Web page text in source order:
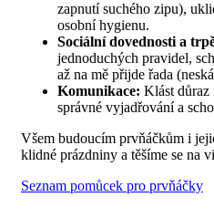
zapnutí suchého zipu),
osobní hygienu.
Sociální dovednosti a
jednoduchých pravidel,
až na mě přijde řada
Komunikace: Klást důraz
správné vyjadřování a
Všem budoucím prvňáčkům i
klidné prázdniny a těšíme se na
Seznam pomůcek pro prvňáčky